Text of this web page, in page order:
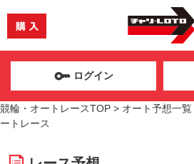
ログイン
競輪・オートレースTOP > オート予想一覧
ートレース